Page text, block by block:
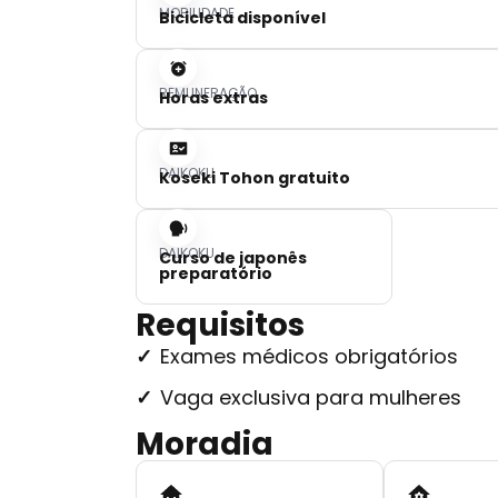
MOBILIDADE
Bicicleta disponível
REMUNERAÇÃO
Horas extras
DAIKOKU
Koseki Tohon gratuito
DAIKOKU
Curso de japonês
preparatório
Requisitos
Exames médicos obrigatórios
Vaga exclusiva para mulheres
Moradia